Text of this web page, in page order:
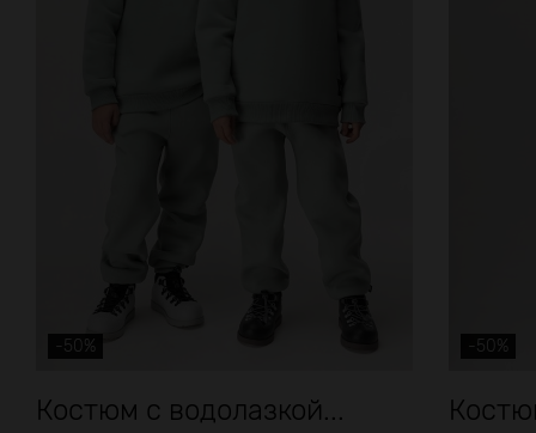
-50%
Костюм с водолазкой...
-50%